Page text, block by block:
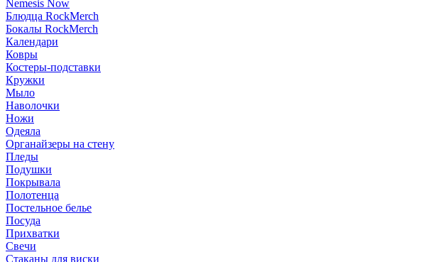
Nemesis Now
Блюдца RockMerch
Бокалы RockMerch
Календари
Ковры
Костеры-подставки
Кружки
Мыло
Наволочки
Ножи
Одеяла
Органайзеры на стену
Пледы
Подушки
Покрывала
Полотенца
Постельное белье
Посуда
Прихватки
Свечи
Стаканы для виски